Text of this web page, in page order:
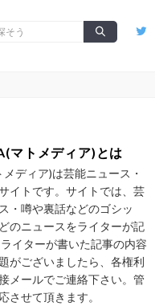
マトメディア)とは
ディア)は芸能ニュース・
イトです。サイトでは、芸
・噂や裏話などのゴシッ
のニュースをライターが記
イターが書いた記事の内容
がございましたら、各権利
メールでご連絡下さい。管
させて頂きます。